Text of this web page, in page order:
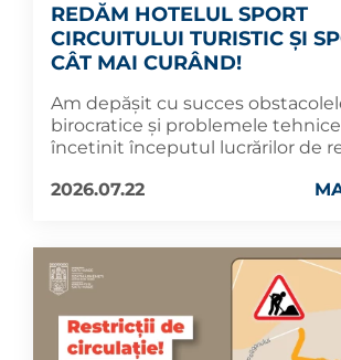
REDĂM HOTELUL SPORT
CIRCUITULUI TURISTIC ȘI
CÂT MAI CURÂND!
Am depășit cu succes
birocratice și problemele
încetinit începutul lucrărilor de
2026.07.22